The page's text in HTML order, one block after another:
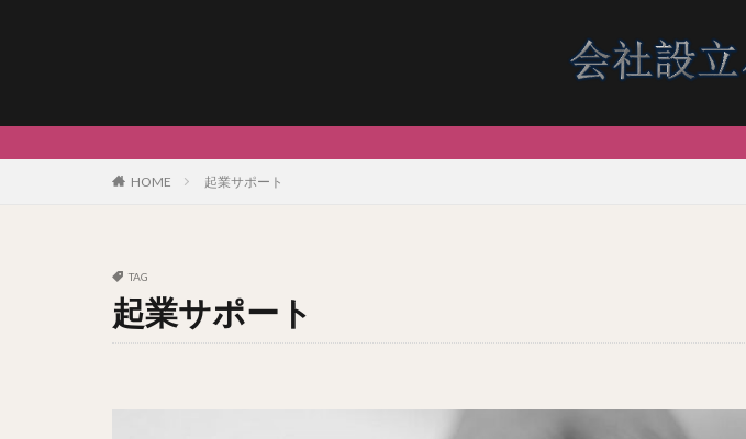
HOME 起業サポート
TAG
起業サポート